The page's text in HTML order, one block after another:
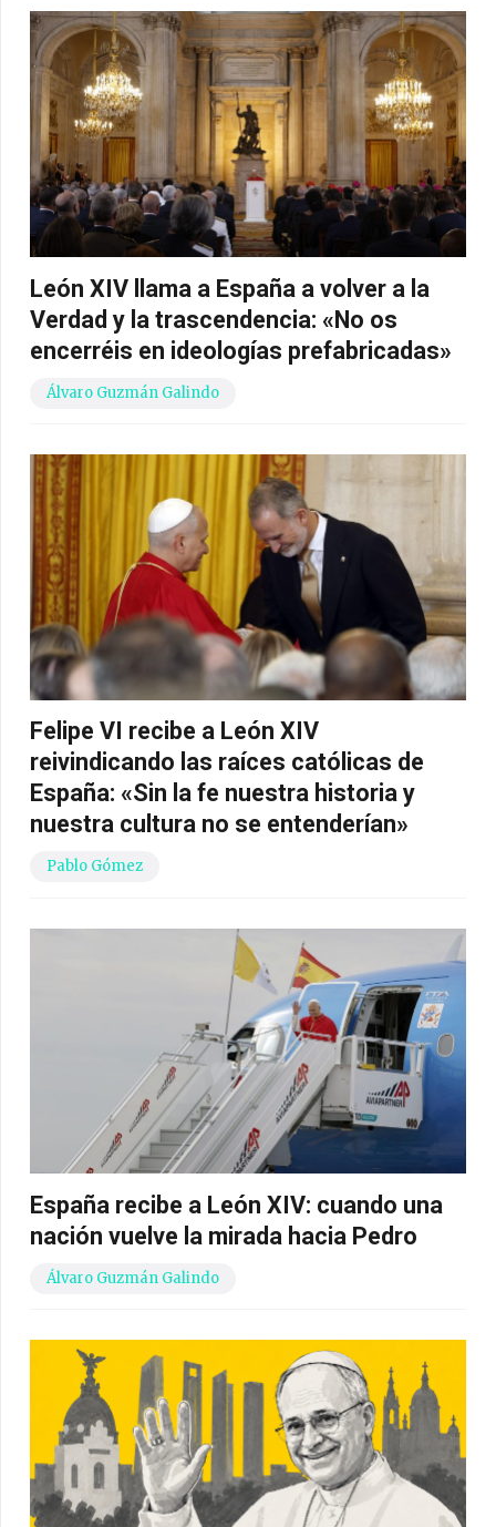
León XIV llama a España a volver a la
Verdad y la trascendencia: «No os
encerréis en ideologías prefabricadas»
Álvaro Guzmán Galindo
Felipe VI recibe a León XIV
reivindicando las raíces católicas de
España: «Sin la fe nuestra historia y
nuestra cultura no se entenderían»
Pablo Gómez
España recibe a León XIV: cuando una
nación vuelve la mirada hacia Pedro
Álvaro Guzmán Galindo